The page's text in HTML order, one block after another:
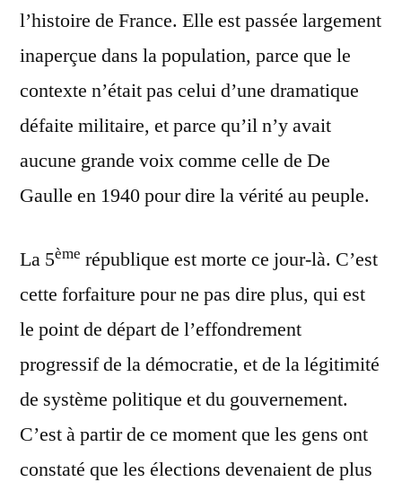
l’histoire de France. Elle est passée largement
inaperçue dans la population, parce que le
contexte n’était pas celui d’une dramatique
défaite militaire, et parce qu’il n’y avait
aucune grande voix comme celle de De
Gaulle en 1940 pour dire la vérité au peuple.
La 5ème république est morte ce jour-là. C’est
cette forfaiture pour ne pas dire plus, qui est
le point de départ de l’effondrement
progressif de la démocratie, et de la légitimité
de système politique et du gouvernement.
C’est à partir de ce moment que les gens ont
constaté que les élections devenaient de plus